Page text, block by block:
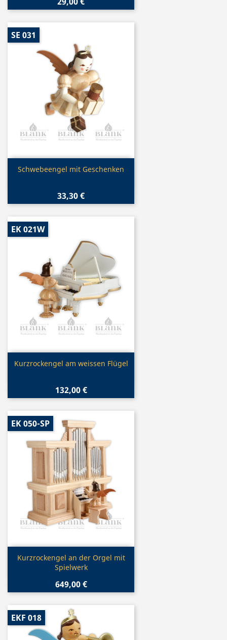
Vorschau
Schwebeengel mit Geschenken
33,30 €
SE 031
Vorschau
Kurzrockengel am weissen Flügel
132,00 €
EK 021W
Vorschau
Kurzrockengel an der Orgel mit
Spielwerk
649,00 €
EK 050-SP
EKF 018